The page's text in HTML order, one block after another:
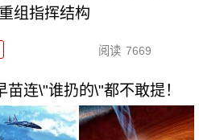
组指挥结构
阅读 7669
连\"谁扔的\"都不敢提！